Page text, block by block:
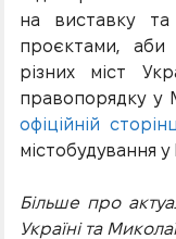
на виставку та
проєктами, аби
різних міст
правопорядку у
офіційній
містобудування
Більше про
Україні та